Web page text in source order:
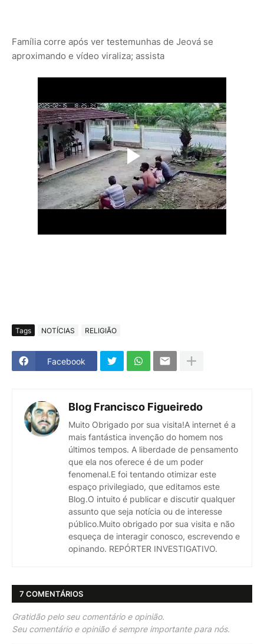
Família corre após ver testemunhas de Jeová se
aproximando e vídeo viraliza; assista
Tags NOTÍCIAS RELIGIÃO
Facebook
Blog Francisco Figueiredo
Muito Obrigado por sua visita!A internet é a
mais fantástica invenção do homem nos
últimos tempos. A liberdade de pensamento
que ela nos oferece é de um poder
fenomenal.E foi tentando otimizar este
espaço privilegiado, que editamos este
Blog.O intuito é publicar e discutir qualquer
assunto que seja notícia ou de interesse
público.Muito obrigado por sua visita e não
esqueça de interagir conosco, escrevendo e
opinando. REPÓRTER INVESTIGATIVO.
7 COMENTÁRIOS
Gratidão pelo seu comentário e opinião.
Seu comentário e opinião é sempre importante para nós.